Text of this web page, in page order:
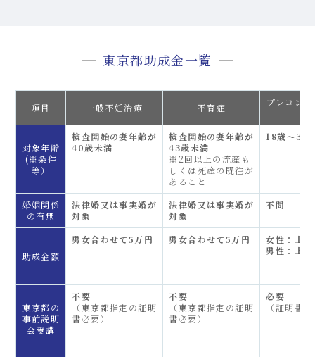
東京都助成金一覧
項目 一般不妊治療 不育症
プレコン
対象年齢
(※条件
等）
検査開始の妻年齢が
40歳未満
検査開始の妻年齢が
43歳未満
※2回以上の流産も
しくは死産の既往が
あること
18歳～
婚姻関係
の有無
法律婚又は事実婚が
対象
法律婚又は事実婚が
対象
不問
助成金額
男女合わせて5万円 男女合わせて5万円
女性：上
男性：上
東京都の
事前説明
会受講
不要
（東京都指定の証明
書必要）
不要
（東京都指定の証明
書必要）
必要
（証明書